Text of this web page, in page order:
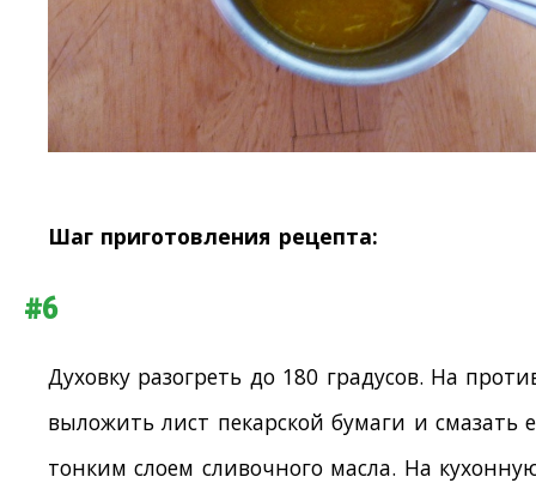
Шаг приготовления рецепта:
#6
Духовку разогреть до 180 градусов. На
выложить лист пекарской бумаги и смазать
тонким слоем сливочного масла. На